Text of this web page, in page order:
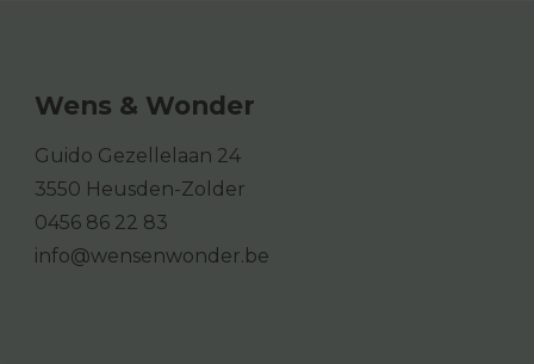
Wens & Wonder
Guido Gezellelaan 24
3550 Heusden-Zolder
0456 86 22 83
info@wensenwonder.be